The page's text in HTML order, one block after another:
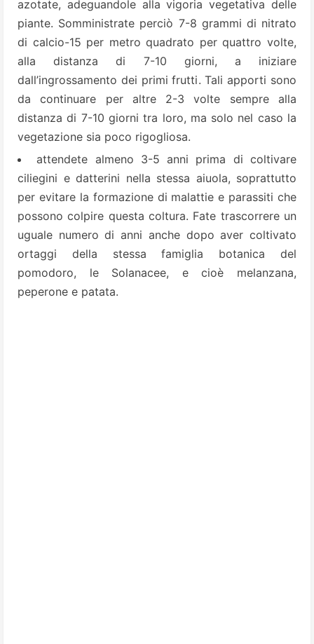
azotate, adeguandole alla vigoria vegetativa delle
piante. Somministrate perciò 7-8 grammi di nitrato
di calcio-15 per metro quadrato per quattro volte,
alla distanza di 7-10 giorni, a iniziare
dall’ingrossamento dei primi frutti. Tali apporti sono
da continuare per altre 2-3 volte sempre alla
distanza di 7-10 giorni tra loro, ma solo nel caso la
vegetazione sia poco rigogliosa.
attendete almeno 3-5 anni prima di coltivare
ciliegini e datterini nella stessa aiuola, soprattutto
per evitare la formazione di malattie e parassiti che
possono colpire questa coltura. Fate trascorrere un
uguale numero di anni anche dopo aver coltivato
ortaggi della stessa famiglia botanica del
pomodoro, le Solanacee, e cioè melanzana,
peperone e patata.